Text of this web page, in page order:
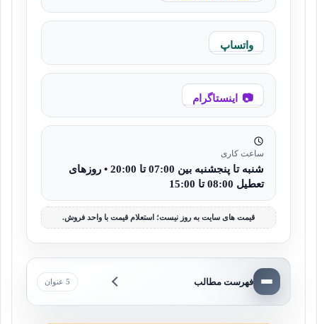
واتساپ
اینستاگرام
ساعت کاری
شنبه تا پنجشنبه بین 07:00 تا 20:00 • روزهای
تعطیل 08:00 تا 15:00
قیمت های سایت به روز نیست؛ استعلام قیمت با واحد فروش.
فهرست مطالب 5 عنوان